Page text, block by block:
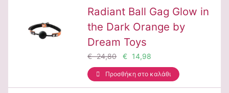
Radiant Ball Gag Glow in
the Dark Orange by
Dream Toys
€ 24,80 € 14,98
Προσθήκη στο καλάθι